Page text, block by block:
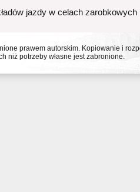
jazdy w celach
prawem autorskim. Kopiowanie i
niż potrzeby własne jest zabronione.